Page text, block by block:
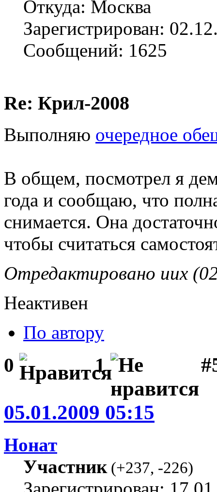
Откуда: Москва
Зарегистрирован:
Сообщений: 1625
Re: Крил-2008
Выполняю очередное
В общем, посмотрел я
года и сообщаю, что
снимается. Она
чтобы считаться
Отредактировано uux
Неактивен
По автору
0 1
05.01.2009 05:15
Нонат
Участник(+237, -226)